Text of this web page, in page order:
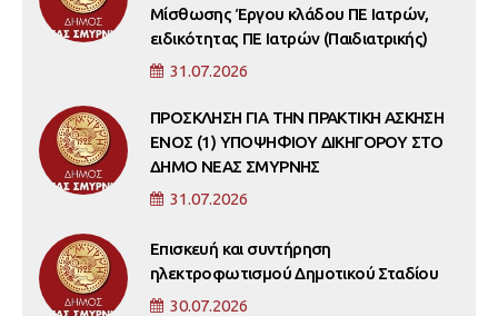
Μίσθωσης Έργου κλάδου ΠΕ Ιατρών,
ειδικότητας ΠΕ Ιατρών (Παιδιατρικής)
31.07.2026
ΠΡΟΣΚΛΗΣΗ ΓΙΑ ΤΗΝ ΠΡΑΚΤΙΚΗ ΑΣΚΗΣΗ
ΕΝΟΣ (1) ΥΠΟΨΗΦΙΟΥ ΔΙΚΗΓΟΡΟΥ ΣΤΟ
ΔΗΜΟ ΝΕΑΣ ΣΜΥΡΝΗΣ
31.07.2026
Επισκευή και συντήρηση
ηλεκτροφωτισμού Δημοτικού Σταδίου
30.07.2026